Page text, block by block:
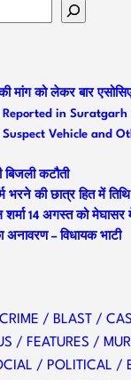
की मांग को लेकर बार
in
Vehicle and
कटौती
भरने की छात्र हित में
14 अगस्त को मेघासर
अनावरण – विधायक भाटी
/ BLAST /
/ FEATURES /
/ POLITICAL /